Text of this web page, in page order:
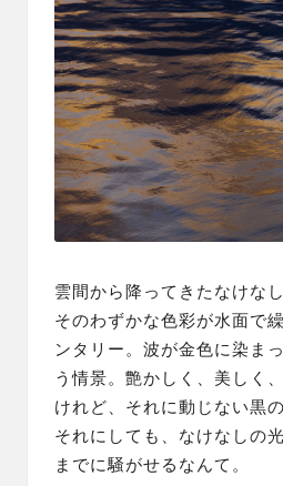
雲間から降ってきたなけな
そのわずかな色彩が水面で
ンタリー。波が金色に染ま
う情景。艶かしく、美しく
けれど、それに動じない黒
それにしても、なけなしの
までに騒がせるなんて。